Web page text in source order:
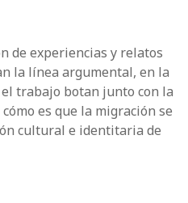
de experiencias y relatos
la línea argumental, en la
trabajo botan junto con la
es que la migración se
cultural e identitaria de